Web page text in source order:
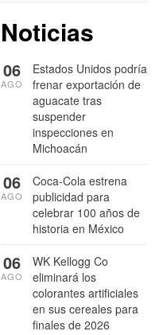
Noticias
Estados Unidos podría
frenar exportación de
aguacate tras
suspender
inspecciones en
Michoacán
06
AGO
Coca-Cola estrena
publicidad para
celebrar 100 años de
historia en México
06
AGO
WK Kellogg Co
eliminará los
colorantes artificiales
en sus cereales para
finales de 2026
06
AGO